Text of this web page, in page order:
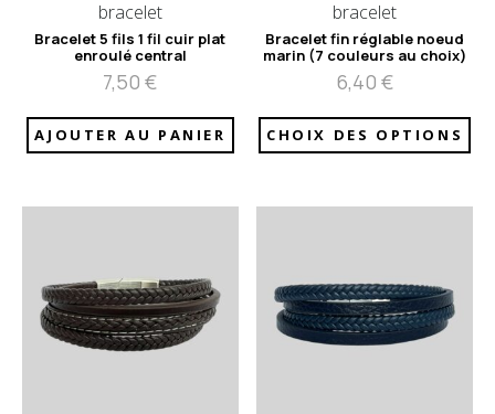
bracelet
Bracelet 5 fils 1 fil cuir plat
enroulé central
7,50€
AJOUTER AU PANIER
bracelet
Bracelet fin réglable noeud
marin (7 couleurs au choix)
6,40€
CHOIX DES OPTIONS